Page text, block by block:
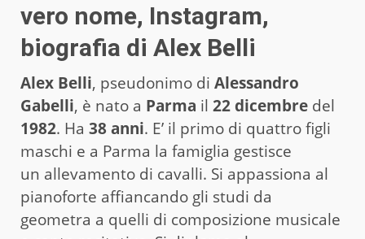
vero nome, Instagram,
biografia di Alex Belli
Alex Belli, pseudonimo di Alessandro
Gabelli, è nato a Parma il 22 dicembre del
1982. Ha 38 anni. E’ il primo di quattro figli
maschi e a Parma la famiglia gestisce
un allevamento di cavalli. Si appassiona al
pianoforte affiancando gli studi da
geometra a quelli di composizione musicale